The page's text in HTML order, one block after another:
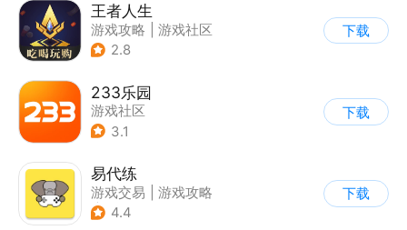
王者人生
游戏攻略
游戏社区
2.8
下载
233乐园
游戏社区
3.1
下载
易代练
游戏交易
游戏攻略
| 游戏社区
4.4
下载